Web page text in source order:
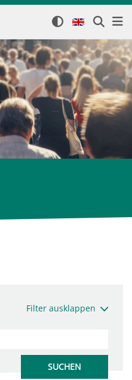
Filter ausklappen